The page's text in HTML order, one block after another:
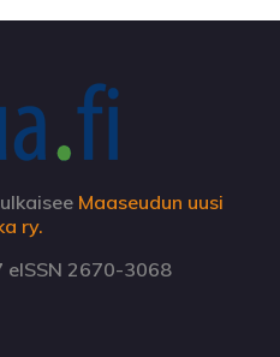
Maaseudun uusi
ry.
eISSN 2670-3068